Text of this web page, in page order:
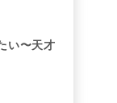
い〜天才